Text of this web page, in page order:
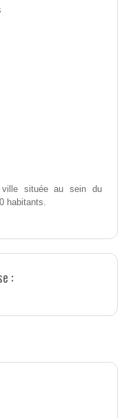
située au sein du
habitants.
: